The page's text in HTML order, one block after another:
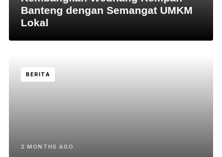
Banteng dengan Semangat UMKM
Lokal
BERITA
2 MONTHS AGO